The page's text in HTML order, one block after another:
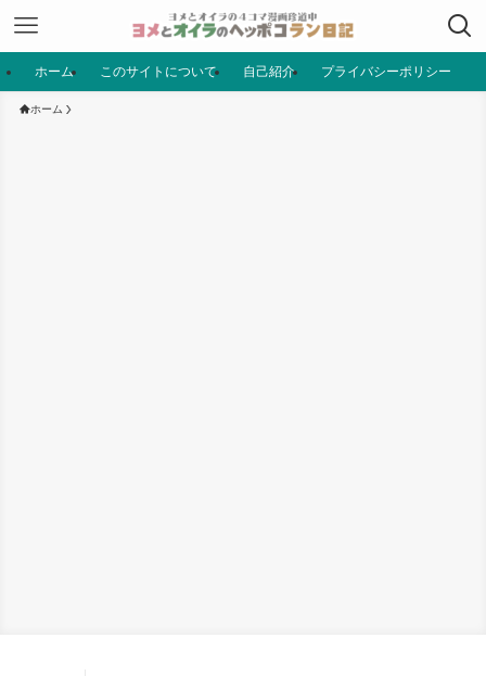
ホーム このサイトについて 自己紹介 プライバシーポリシー
ホーム